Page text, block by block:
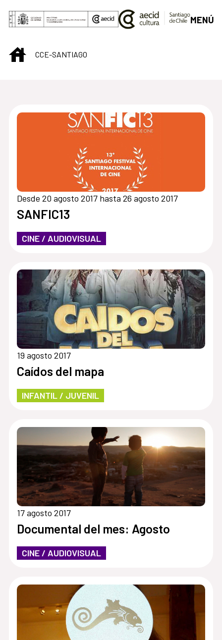
Saltar al contenido principal
MENÚ
INICIOCCE-SANTIAGO
Desde 20 agosto 2017 hasta 26 agosto 2017
SANFIC13
CINE / AUDIOVISUAL
19 agosto 2017
Caídos del mapa
INFANTIL / JUVENIL
17 agosto 2017
Documental del mes: Agosto
CINE / AUDIOVISUAL